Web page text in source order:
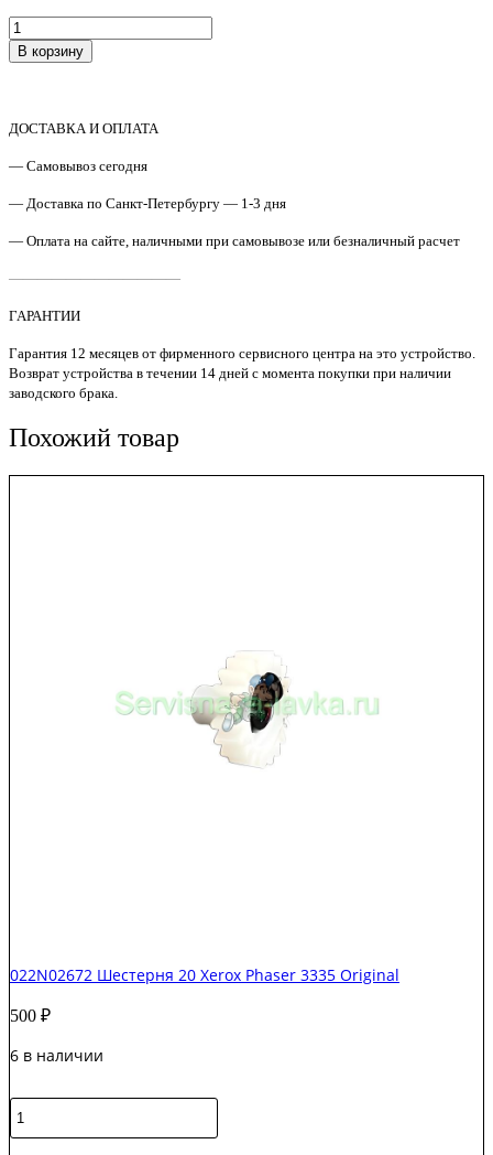
Количество
товара
JC66-
JC86-
Шестерня
ML-
S'tech
В корзину
ДОСТАВКА И ОПЛАТА
— Самовывоз сегодня
— Доставка по Санкт-Петербургу — 1-3 дня
— Оплата на сайте, наличными при самовывозе или безналичный расчет
————————————
ГАРАНТИИ
Гарантия 12 месяцев от фирменного сервисного центра на это устройство.
Возврат устройства в течении 14 дней с момента покупки при наличии
заводского брака.
Похожий товар
022N02672 Шестерня 20 Xerox Phaser 3335 Original
500 ₽
6 в наличии
Количество
товара